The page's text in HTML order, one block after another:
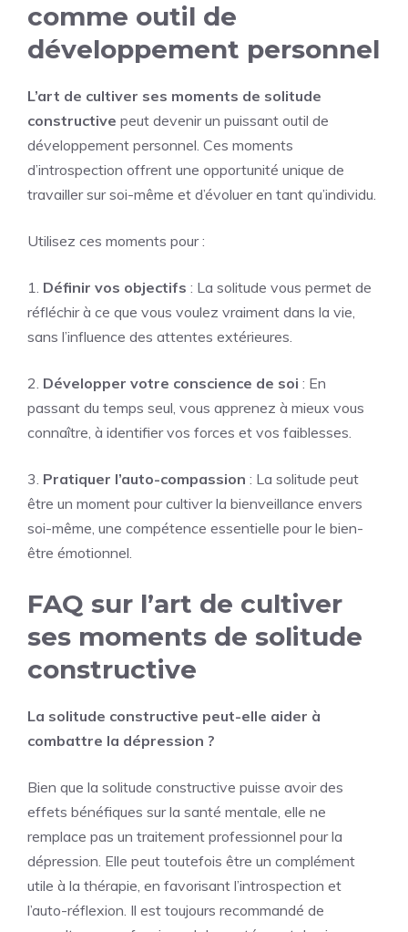
comme outil de
développement personnel
L’art de cultiver ses moments de solitude
constructive peut devenir un puissant outil de
développement personnel. Ces moments
d’introspection offrent une opportunité unique de
travailler sur soi-même et d’évoluer en tant qu’individu.
Utilisez ces moments pour :
1. Définir vos objectifs : La solitude vous permet de
réfléchir à ce que vous voulez vraiment dans la vie,
sans l’influence des attentes extérieures.
2. Développer votre conscience de soi : En
passant du temps seul, vous apprenez à mieux vous
connaître, à identifier vos forces et vos faiblesses.
3. Pratiquer l’auto-compassion : La solitude peut
être un moment pour cultiver la bienveillance envers
soi-même, une compétence essentielle pour le bien-
être émotionnel.
FAQ sur l’art de cultiver
ses moments de solitude
constructive
La solitude constructive peut-elle aider à
combattre la dépression ?
Bien que la solitude constructive puisse avoir des
effets bénéfiques sur la santé mentale, elle ne
remplace pas un traitement professionnel pour la
dépression. Elle peut toutefois être un complément
utile à la thérapie, en favorisant l’introspection et
l’auto-réflexion. Il est toujours recommandé de